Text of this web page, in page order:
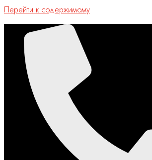
Перейти к содержимому